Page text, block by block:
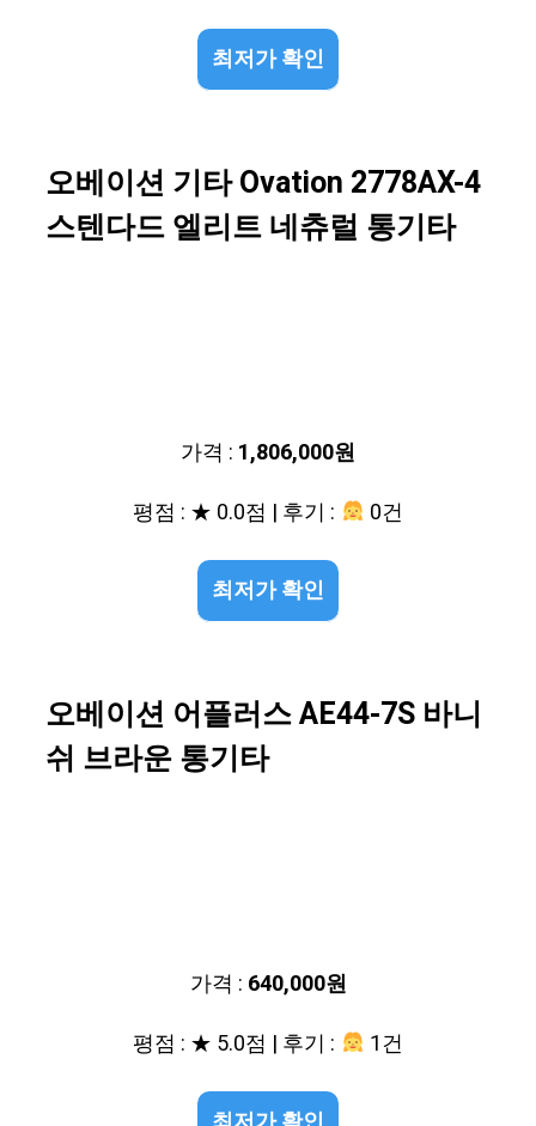
최저가 확인
오베이션 기타 Ovation 2778AX-4
스텐다드 엘리트 네츄럴 통기타
가격 : 1,806,000원
평점 : ★ 0.0점 | 후기 :
0건
최저가 확인
오베이션 어플러스 AE44-7S 바니
쉬 브라운 통기타
가격 : 640,000원
평점 : ★ 5.0점 | 후기 :
1건